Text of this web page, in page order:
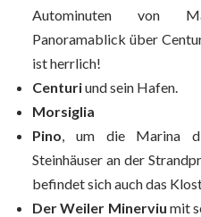
Autominuten von
Panoramablick über
ist herrlich!
Centuriund sein Hafen.
Morsiglia
Pino, um die Marina
Steinhäuser an der
befindet sich auch das
Der Weiler Minerviu mit